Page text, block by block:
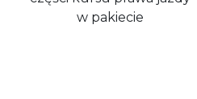
w pakiecie